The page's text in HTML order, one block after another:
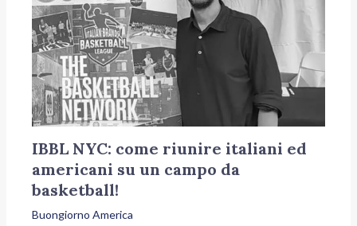
IBBL NYC: come riunire italiani ed
americani su un campo da
basketball!
Buongiorno America